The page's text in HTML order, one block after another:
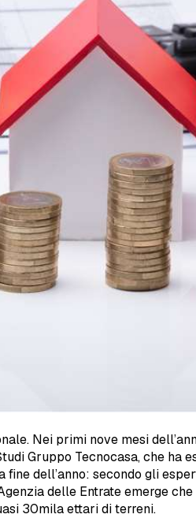
Nei primi nove mesi
Gruppo Tecnocasa, che ha
dell’anno: secondo gli
delle Entrate emerge che
30mila ettari di terreni.